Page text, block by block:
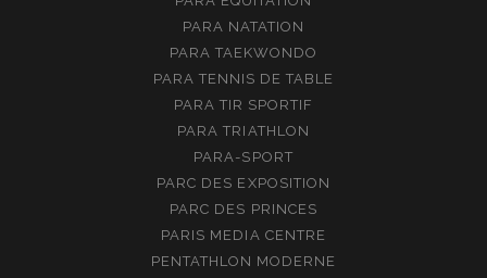
PARA NATATION
PARA TAEKWONDO
PARA TENNIS DE TABLE
PARA TIR SPORTIF
PARA TRIATHLON
PARA-SPORT
PARC DES EXPOSITION
PARC DES PRINCES
PARIS MEDIA CENTRE
PENTATHLON MODERNE